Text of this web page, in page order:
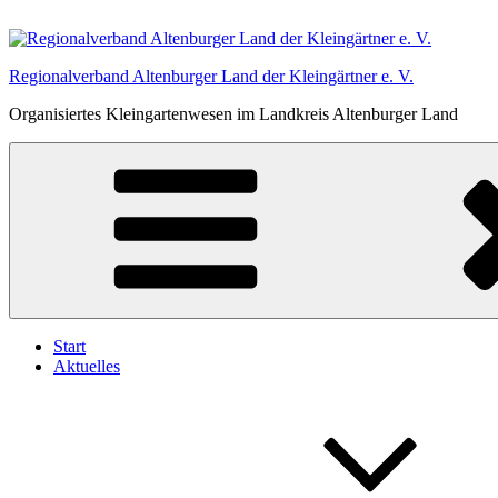
Inhalt
Regionalverband Altenburger Land der Kleingärtner e. V.
Organisiertes Kleingartenwesen im Landkreis Altenburger Land
Start
Aktuelles